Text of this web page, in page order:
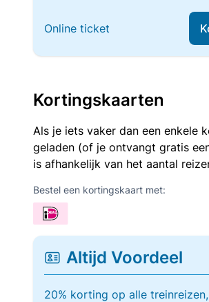
Online ticket
Kortingskaarten
Als je iets vaker dan een enkele
geladen (of je ontvangt gratis
is afhankelijk van het aantal
Bestel een kortingskaart met:
Altijd Voordeel
20% korting op alle